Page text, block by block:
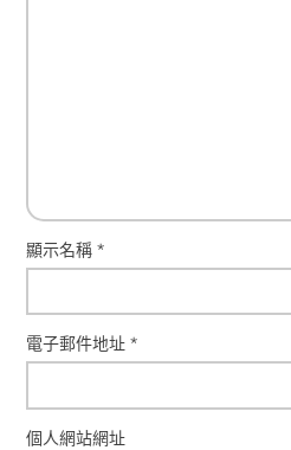
顯示名稱*
電子郵件地址*
個人網站網址